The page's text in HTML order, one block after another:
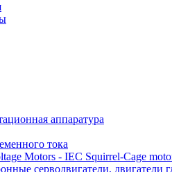
аппаратура
тока
Motors - IEC Squirrel-Cage
серводвигатели, двигатели